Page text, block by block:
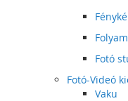
Fotó
Fotó-Videó
Vaku